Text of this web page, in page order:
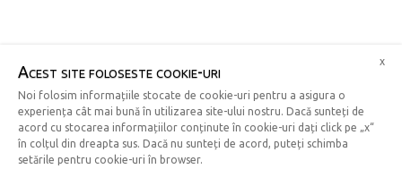
Acest site foloseste cookie-uri
Noi folosim informațiile stocate de cookie-uri pentru a asigura o
experiența cât mai bună în utilizarea site-ului nostru. Dacă sunteți de
acord cu stocarea informațiilor conținute în cookie-uri dați click pe „x“
în colțul din dreapta sus. Dacă nu sunteți de acord, puteți schimba
setările pentru cookie-uri în browser.
x